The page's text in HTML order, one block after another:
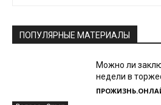
ПОПУЛЯРНЫЕ МАТЕРИАЛЫ
Можно ли
недели в